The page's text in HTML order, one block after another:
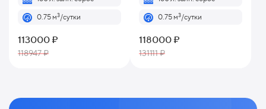
0.75 м3/сутки
113000 ₽
118947 ₽
0.75 м3/сутки
118000 ₽
131111 ₽